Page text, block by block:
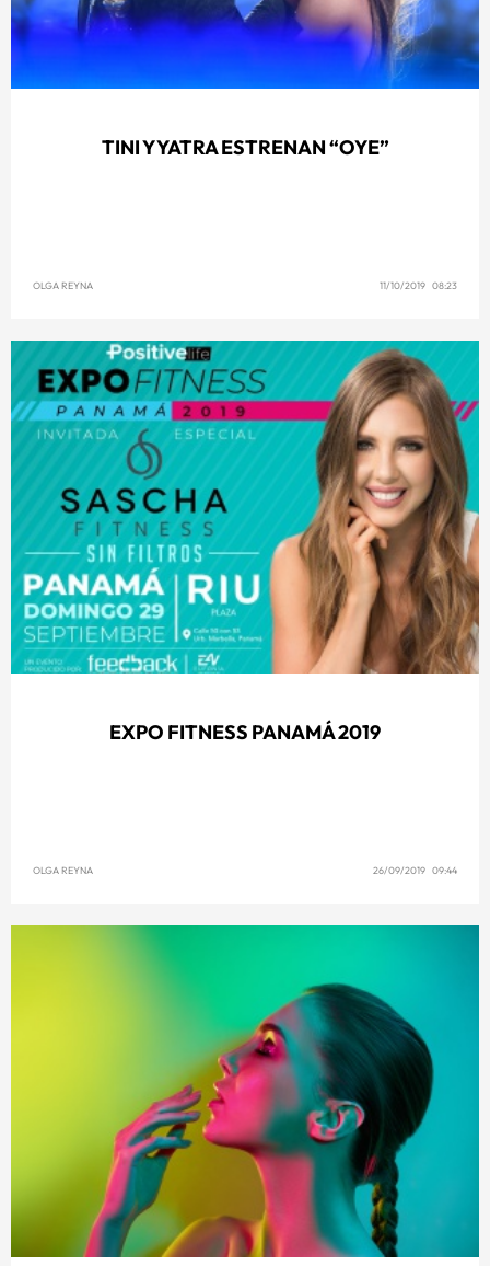
TINI Y YATRA ESTRENAN “OYE”
OLGA REYNA 11/10/2019 08:23
EXPO FITNESS PANAMÁ 2019
OLGA REYNA 26/09/2019 09:44